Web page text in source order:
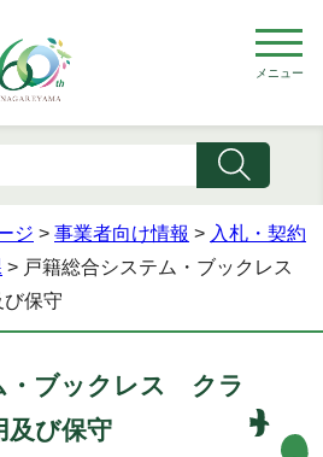
メニュー
ジ > 事業者向け情報 > 入札・契約
> 戸籍総合システム・ブックレス
び保守
・ブックレス クラ
及び保守